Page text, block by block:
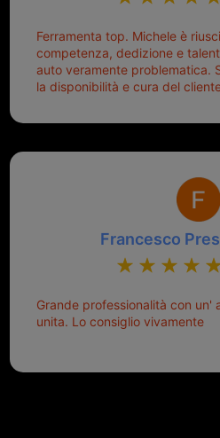
Ferramenta top. Michele è
competenza, dedizione e
auto veramente problematica.
la disponibilità e cura del
Francesco
Grande professionalità con un'
unita. Lo consiglio vivamente